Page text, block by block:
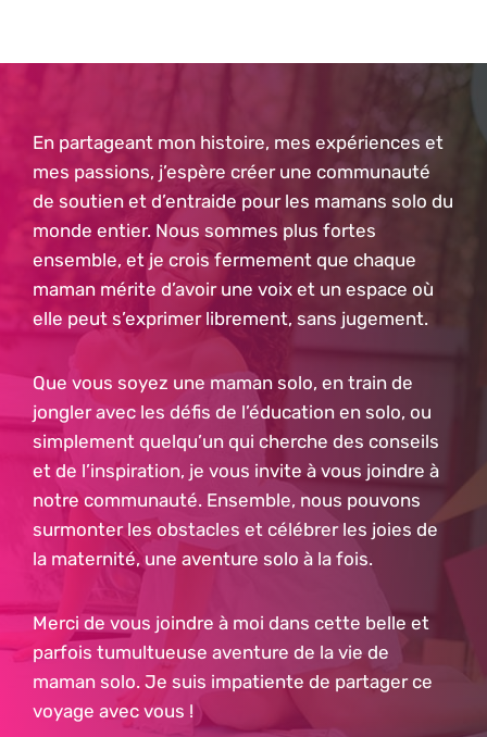
En partageant mon histoire, mes expériences et
mes passions, j’espère créer une communauté
de soutien et d’entraide pour les mamans solo du
monde entier. Nous sommes plus fortes
ensemble, et je crois fermement que chaque
maman mérite d’avoir une voix et un espace où
elle peut s’exprimer librement, sans jugement.
Que vous soyez une maman solo, en train de
jongler avec les défis de l’éducation en solo, ou
simplement quelqu’un qui cherche des conseils
et de l’inspiration, je vous invite à vous joindre à
notre communauté. Ensemble, nous pouvons
surmonter les obstacles et célébrer les joies de
la maternité, une aventure solo à la fois.
Merci de vous joindre à moi dans cette belle et
parfois tumultueuse aventure de la vie de
maman solo. Je suis impatiente de partager ce
voyage avec vous !